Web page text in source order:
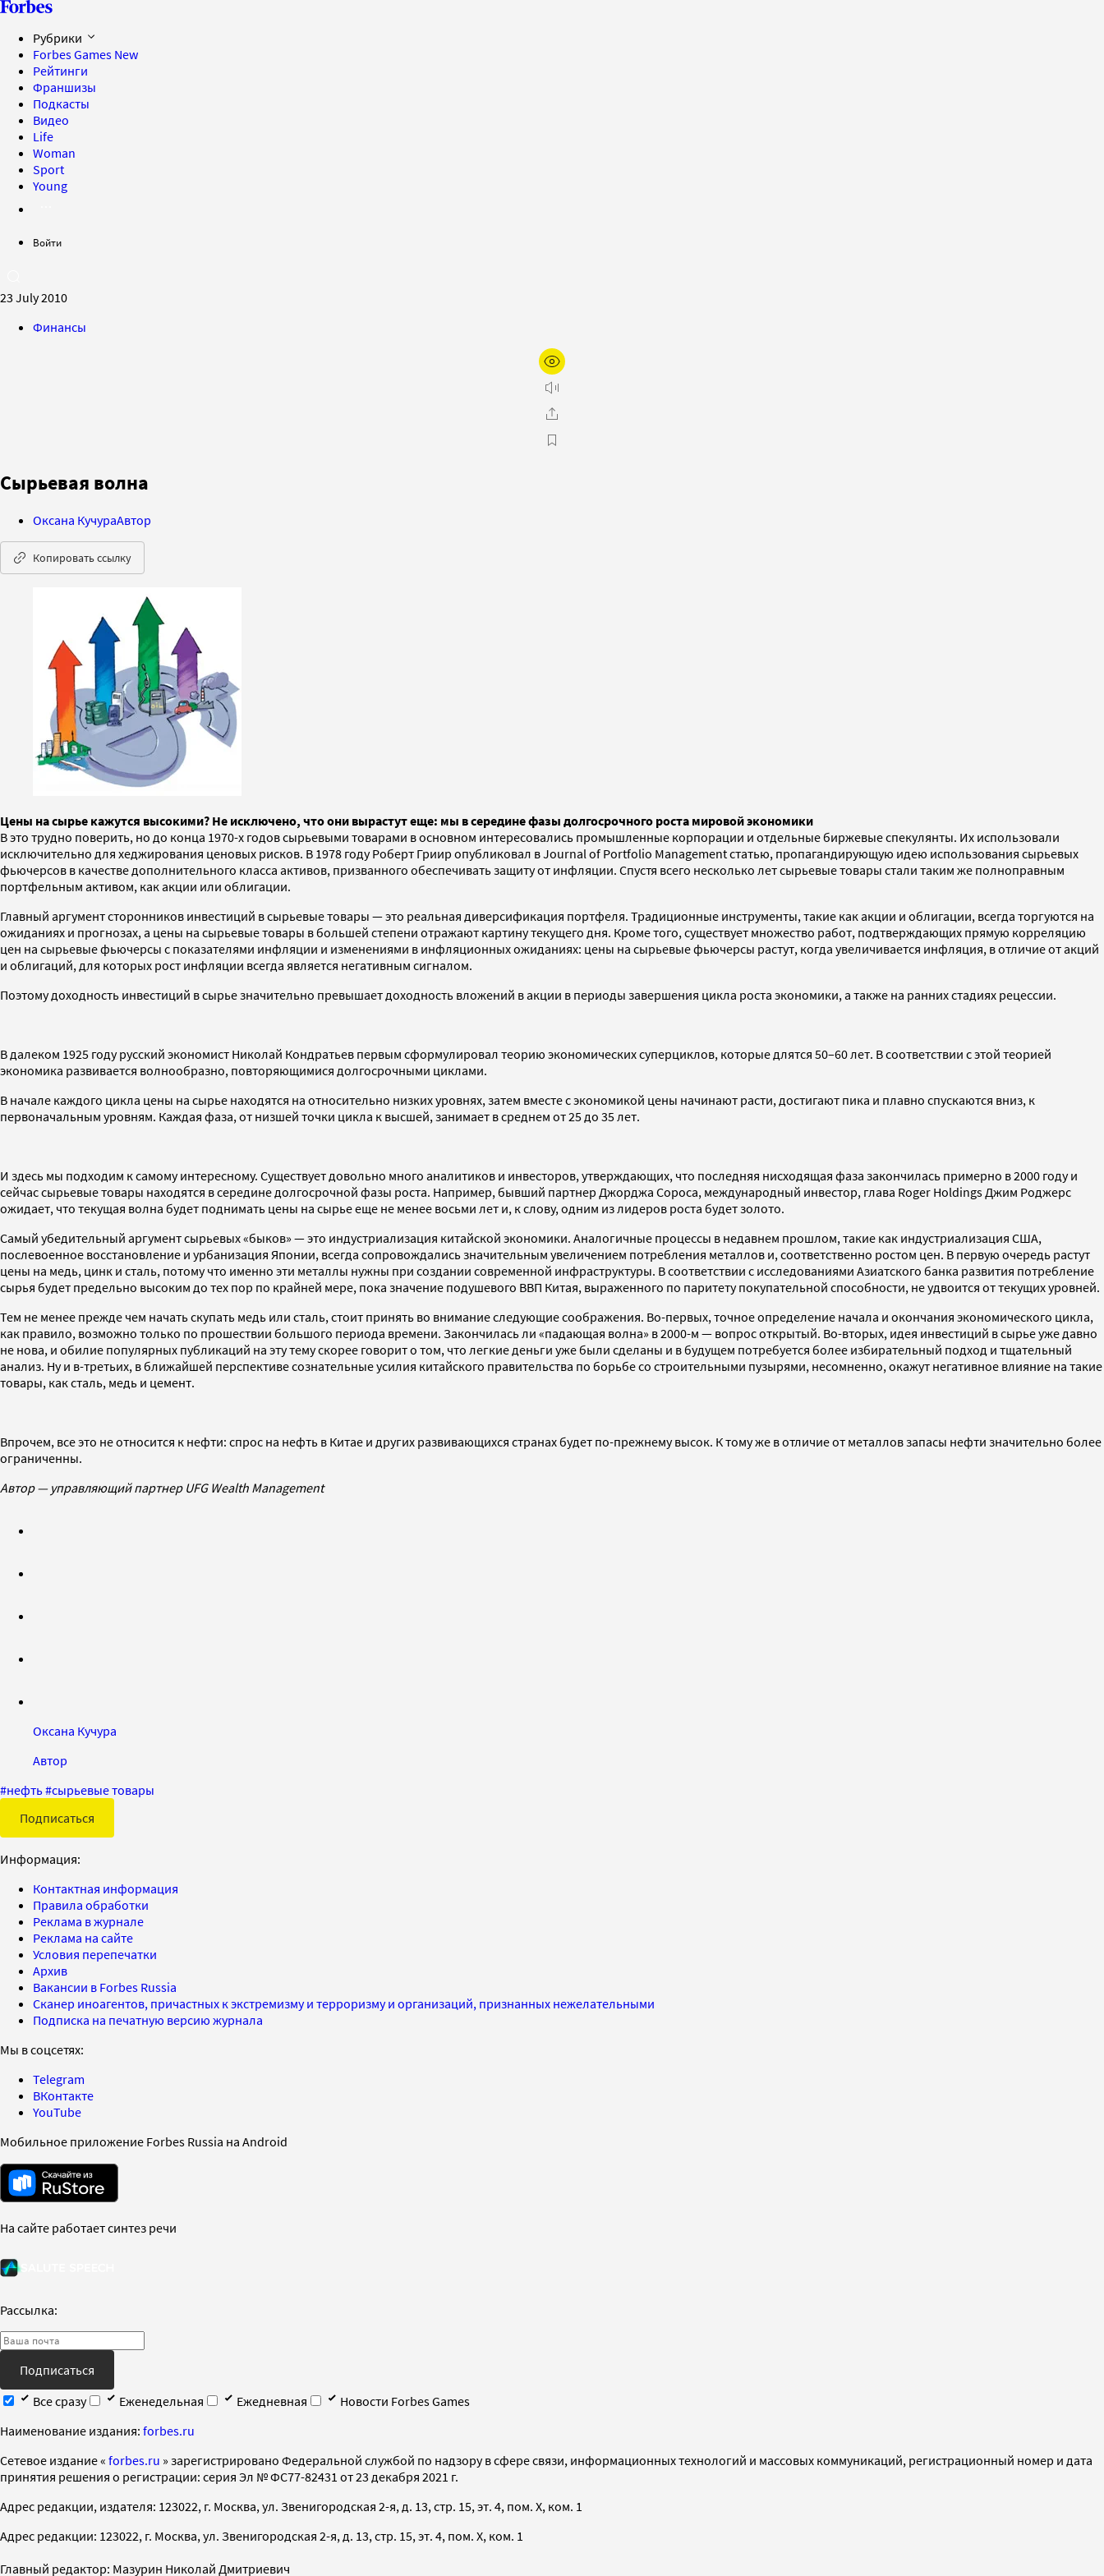
Рубрики
Forbes Games New
Рейтинги
Франшизы
Подкасты
Видео
Life
Woman
Sport
Young
Войти
23 July 2010
Финансы
Сырьевая волна
Оксана КучураАвтор
Копировать ссылку
Цены на сырье кажутся высокими? Не исключено, что они вырастут еще: мы в середине фазы долгосрочного роста мировой экономики
В это трудно поверить, но до конца 1970-х годов сырьевыми товарами в основном интересовались промышленные корпорации и отдельные биржевые спекулянты. Их использовали
исключительно для хеджирования ценовых рисков. В 1978 году Роберт Гриир опубликовал в Journal of Portfolio Management статью, пропагандирующую идею использования сырьевых
фьючерсов в качестве дополнительного класса активов, призванного обеспечивать защиту от инфляции. Спустя всего несколько лет сырьевые товары стали таким же полноправным
портфельным активом, как акции или облигации.
Главный аргумент сторонников инвестиций в сырьевые товары — это реальная диверсификация портфеля. Традиционные инструменты, такие как акции и облигации, всегда торгуются на
ожиданиях и прогнозах, а цены на сырьевые товары в большей степени отражают картину текущего дня. Кроме того, существует множество работ, подтверждающих прямую корреляцию
цен на сырьевые фьючерсы с показателями инфляции и изменениями в инфляционных ожиданиях: цены на сырьевые фьючерсы растут, когда увеличивается инфляция, в отличие от акций
и облигаций, для которых рост инфляции всегда является негативным сигналом.
Поэтому доходность инвестиций в сырье значительно превышает доходность вложений в акции в периоды завершения цикла роста экономики, а также на ранних стадиях рецессии.
В далеком 1925 году русский экономист Николай Кондратьев первым сформулировал теорию экономических суперциклов, которые длятся 50–60 лет. В соответствии с этой теорией
экономика развивается волнообразно, повторяющимися долгосрочными циклами.
В начале каждого цикла цены на сырье находятся на относительно низких уровнях, затем вместе с экономикой цены начинают расти, достигают пика и плавно спускаются вниз, к
первоначальным уровням. Каждая фаза, от низшей точки цикла к высшей, занимает в среднем от 25 до 35 лет.
И здесь мы подходим к самому интересному. Существует довольно много аналитиков и инвесторов, утверждающих, что последняя нисходящая фаза закончилась примерно в 2000 году и
сейчас сырьевые товары находятся в середине долгосрочной фазы роста. Например, бывший партнер Джорджа Сороса, международный инвестор, глава Roger Holdings Джим Роджерс
ожидает, что текущая волна будет поднимать цены на сырье еще не менее восьми лет и, к слову, одним из лидеров роста будет золото.
Самый убедительный аргумент сырьевых «быков» — это индустриализация китайской экономики. Аналогичные процессы в недавнем прошлом, такие как индустриализация США,
послевоенное восстановление и урбанизация Японии, всегда сопровождались значительным увеличением потребления металлов и, соответственно ростом цен. В первую очередь растут
цены на медь, цинк и сталь, потому что именно эти металлы нужны при создании современной инфраструктуры. В соответствии с исследованиями Азиатского банка развития потребление
сырья будет предельно высоким до тех пор по крайней мере, пока значение подушевого ВВП Китая, выраженного по паритету покупательной способности, не удвоится от текущих уровней.
Тем не менее прежде чем начать скупать медь или сталь, стоит принять во внимание следующие соображения. Во-первых, точное определение начала и окончания экономического цикла,
как правило, возможно только по прошествии большого периода времени. Закончилась ли «падающая волна» в 2000-м — вопрос открытый. Во-вторых, идея инвестиций в сырье уже давно
не нова, и обилие популярных публикаций на эту тему скорее говорит о том, что легкие деньги уже были сделаны и в будущем потребуется более избирательный подход и тщательный
анализ. Ну и в-третьих, в ближайшей перспективе сознательные усилия китайского правительства по борьбе со строительными пузырями, несомненно, окажут негативное влияние на такие
товары, как сталь, медь и цемент.
Впрочем, все это не относится к нефти: спрос на нефть в Китае и других развивающихся странах будет по-прежнему высок. К тому же в отличие от металлов запасы нефти значительно более
ограниченны.
Автор — управляющий партнер UFG Wealth Management
Оксана Кучура
Автор
#нефть#сырьевые товары
Подписаться
Информация:
Контактная информация
Правила обработки
Реклама в журнале
Реклама на сайте
Условия перепечатки
Архив
Вакансии в Forbes Russia
Сканер иноагентов, причастных к экстремизму и терроризму и организаций, признанных нежелательными
Подписка на печатную версию журнала
Мы в соцсетях:
Telegram
ВКонтакте
YouTube
Мобильное приложение Forbes Russia на Android
На сайте работает синтез речи
Рассылка:
Подписаться
Все сразу
Еженедельная Ежедневная
Новости Forbes Games
Наименование издания: forbes.ru
Cетевое издание « forbes.ru » зарегистрировано Федеральной службой по надзору в сфере связи, информационных технологий и массовых коммуникаций, регистрационный номер и дата
принятия решения о регистрации: серия Эл № ФС77-82431 от 23 декабря 2021 г.
Адрес редакции, издателя: 123022, г. Москва, ул. Звенигородская 2-я, д. 13, стр. 15, эт. 4, пом. X, ком. 1
Адрес редакции: 123022, г. Москва, ул. Звенигородская 2-я, д. 13, стр. 15, эт. 4, пом. X, ком. 1
Главный редактор: Мазурин Николай Дмитриевич